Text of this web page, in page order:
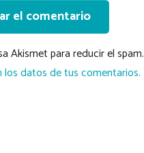
el comentario
Akismet para reducir el spam.
los datos de tus comentarios.